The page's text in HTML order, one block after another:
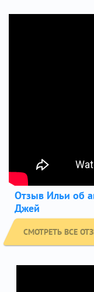
Отзыв Ильи об
Джей
СМОТРЕТЬ ВСЕ